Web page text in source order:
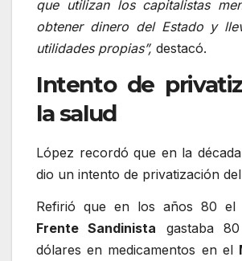
que utilizan los capitalistas
obtener dinero del Estado y
utilidades propias”, destacó.
Intento de
la salud
López recordó que en la
dio un intento de privatización
Refirió que en los años 80 el
Frente Sandinista gastaba
dólares en medicamentos en el